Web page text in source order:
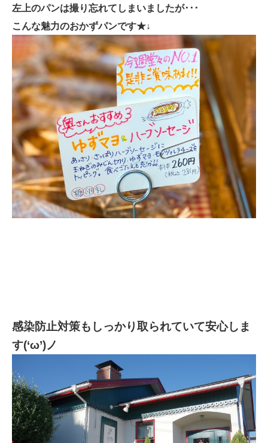
左上のパンは撮り忘れてしまいましたが･･･
こんな魅力のおかずパンです★↓
感染防止対策もしっかり取られていて安心しま
す(‘ω’)ノ